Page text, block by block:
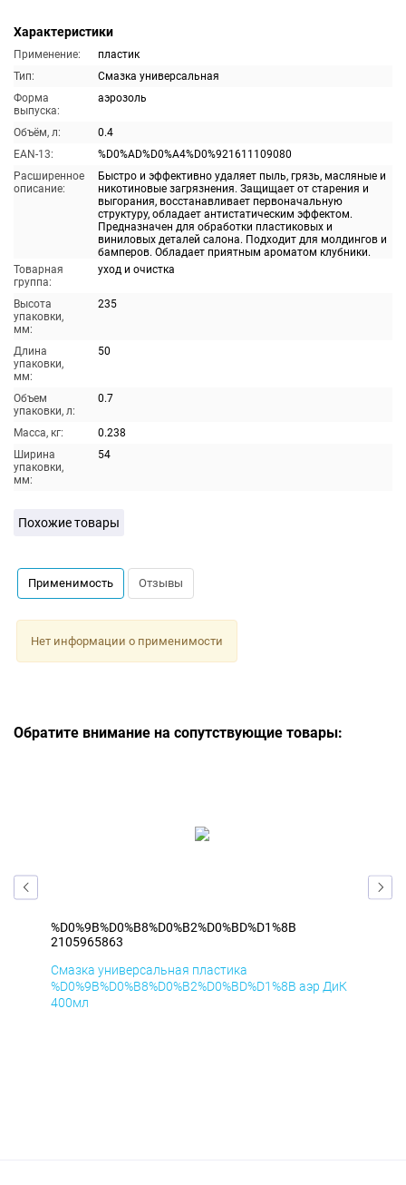
Характеристики
Применение:
пластик
Тип:
Смазка универсальная
Форма
выпуска:
аэрозоль
Объём, л:
0.4
EAN-13:
%D0%AD%D0%A4%D0%921611109080
Расширенное
описание:
Быстро и эффективно удаляет пыль, грязь, масляные и
никотиновые загрязнения. Защищает от старения и
выгорания, восстанавливает первоначальную
структуру, обладает антистатическим эффектом.
Предназначен для обработки пластиковых и
виниловых деталей салона. Подходит для молдингов и
бамперов. Обладает приятным ароматом клубники.
Товарная
группа:
уход и очистка
Высота
упаковки,
мм:
235
Длина
упаковки,
мм:
50
Объем
упаковки, л:
0.7
Масса, кг:
0.238
Ширина
упаковки,
мм:
54
Похожие товары
Применимость Отзывы
Нет информации о применимости
Обратите внимание на сопутствующие товары:
%D0%9B%D0%B8%D0%B2%D0%BD%D1%8B
2105965863
Смазка универсальная пластика
%D0%9B%D0%B8%D0%B2%D0%BD%D1%8B аэр ДиК
400мл